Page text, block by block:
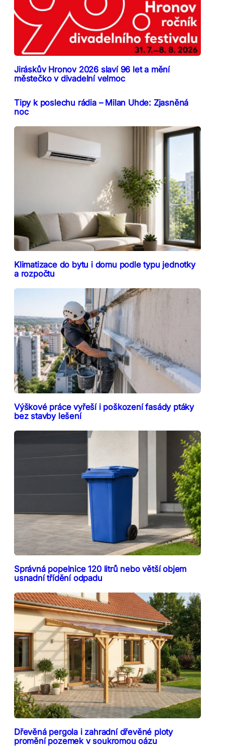
Jiráskův Hronov 2026 slaví 96 let a mění
městečko v divadelní velmoc
Tipy k poslechu rádia – Milan Uhde: Zjasněná
noc
Klimatizace do bytu i domu podle typu jednotky
a rozpočtu
Výškové práce vyřeší i poškození fasády ptáky
bez stavby lešení
Správná popelnice 120 litrů nebo větší objem
usnadní třídění odpadu
Dřevěná pergola i zahradní dřevěné ploty
promění pozemek v soukromou oázu